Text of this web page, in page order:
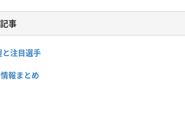
事
注目選手
報まとめ